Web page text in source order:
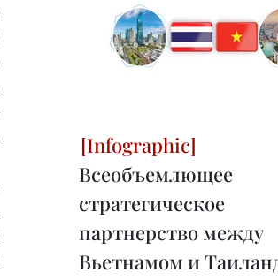
Всеобъемлющее
стратегическое
партнерство между
Вьетнамом и